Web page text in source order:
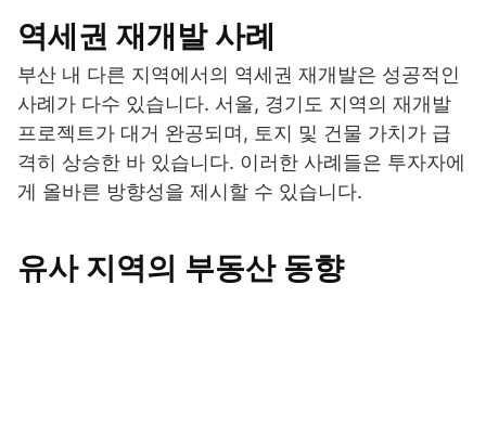
역세권 재개발 사례
부산 내 다른 지역에서의 역세권 재개발은 성공적인
사례가 다수 있습니다. 서울, 경기도 지역의 재개발
프로젝트가 대거 완공되며, 토지 및 건물 가치가 급
격히 상승한 바 있습니다. 이러한 사례들은 투자자에
게 올바른 방향성을 제시할 수 있습니다.
유사 지역의 부동산 동향